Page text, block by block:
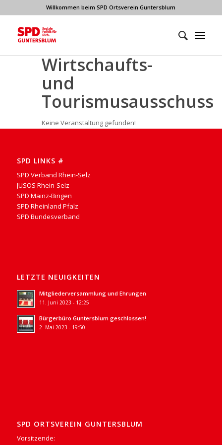
Willkommen beim SPD Ortsverein Guntersblum
Wirtschaufts-
und
Tourismusausschuss
Keine Veranstaltung gefunden!
SPD LINKS #
SPD Verband Rhein-Selz
JUSOS Rhein-Selz
SPD Mainz-Bingen
SPD Rheinland Pfalz
SPD Bundesverband
LETZTE NEUIGKEITEN
Mitgliederversammlung und Ehrungen
11. Juni 2023 - 12:25
Bürgerbüro Guntersblum geschlossen!
2. Mai 2023 - 19:50
SPD ORTSVEREIN GUNTERSBLUM
Vorsitzende: